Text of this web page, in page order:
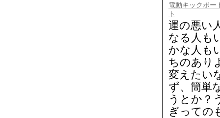
電動キックボー
ト
運の悪い
なる人も
かな人も
ちのあり
変えたい
ず、簡単
うとか？
ぎっての